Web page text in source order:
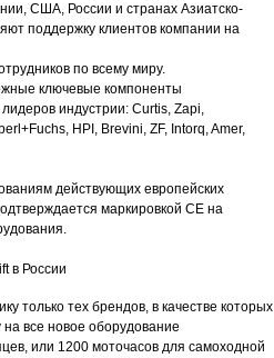
США, России и странах Азиатско-
поддержку клиентов компании на
по всему миру.
ключевые компоненты
индустрии: Curtis, Zapi,
HPI, Brevini, ZF, Intorq, Amer,
действующих европейских
маркировкой СЕ на
в России
только тех брендов, в качестве которых
все новое оборудование
или 1200 моточасов для самоходной